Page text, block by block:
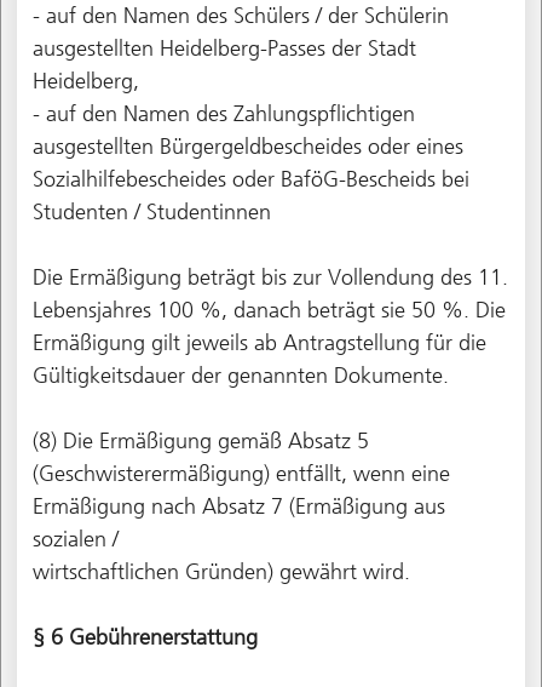
- auf den Namen des Schülers / der Schülerin
ausgestellten Heidelberg-Passes der Stadt
Heidelberg,
- auf den Namen des Zahlungspflichtigen
ausgestellten Bürgergeldbescheides oder eines
Sozialhilfebescheides oder BaföG-Bescheids bei
Studenten / Studentinnen
Die Ermäßigung beträgt bis zur Vollendung des 11.
Lebensjahres 100 %, danach beträgt sie 50 %. Die
Ermäßigung gilt jeweils ab Antragstellung für die
Gültigkeitsdauer der genannten Dokumente.
(8) Die Ermäßigung gemäß Absatz 5
(Geschwisterermäßigung) entfällt, wenn eine
Ermäßigung nach Absatz 7 (Ermäßigung aus
sozialen /
wirtschaftlichen Gründen) gewährt wird.
§ 6 Gebührenerstattung